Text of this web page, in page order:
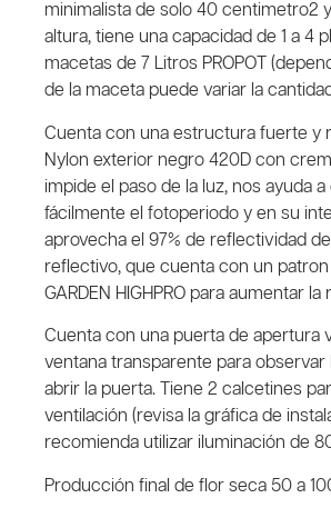
minimalista de solo 40 centimetro2
altura, tiene una capacidad de 1 a 4
macetas de 7 Litros PROPOT
de la maceta puede variar la
Cuenta con una estructura fuerte y
Nylon exterior negro 420D con
impide el paso de la luz, nos ayuda
fácilmente el fotoperiodo y en su
aprovecha el 97% de reflectividad
reflectivo, que cuenta con un
GARDEN HIGHPRO para aumentar
Cuenta con una puerta de apertura
ventana transparente para observar
abrir la puerta. Tiene 2 calcetines
ventilación (revisa la gráfica de
recomienda utilizar iluminación de
Producción final de flor seca 50 a